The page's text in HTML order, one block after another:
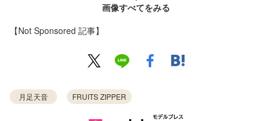
画像すべてをみる
【Not Sponsored 記事】
月足天音 FRUITS ZIPPER